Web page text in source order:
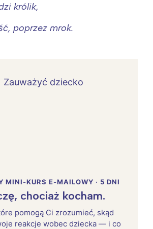
królik,
poprzez mrok.
MINI-KURS E-MAILOWY · 5 DNI
chociaż kocham.
pomogą Ci zrozumieć, skąd
reakcje wobec dziecka — i co